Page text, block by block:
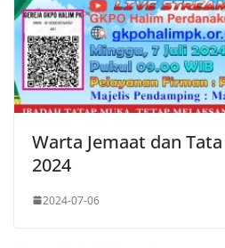
Warta Jemaat dan
2024
2024-07-06